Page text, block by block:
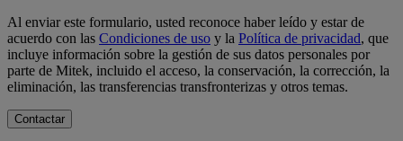
Al enviar este formulario, usted reconoce haber leído y estar de
acuerdo con las Condiciones de uso y la Política de privacidad, que
incluye información sobre la gestión de sus datos personales por
parte de Mitek, incluido el acceso, la conservación, la corrección, la
eliminación, las transferencias transfronterizas y otros temas.